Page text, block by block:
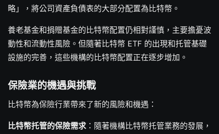
略」，將公司資產負債表的大部分配置為比特幣。
養老基金和捐贈基金的比特幣配置仍相對謹慎，主要擔憂波
動性和流動性風險。但隨著比特幣 ETF 的出現和托管基礎
設施的完善，這些機構的比特幣配置正在逐步增加。
保險業的機遇與挑戰
比特幣為保險行業帶來了新的風險和機遇：
比特幣托管的保險需求 ：隨著機構比特幣托管業務的發展，